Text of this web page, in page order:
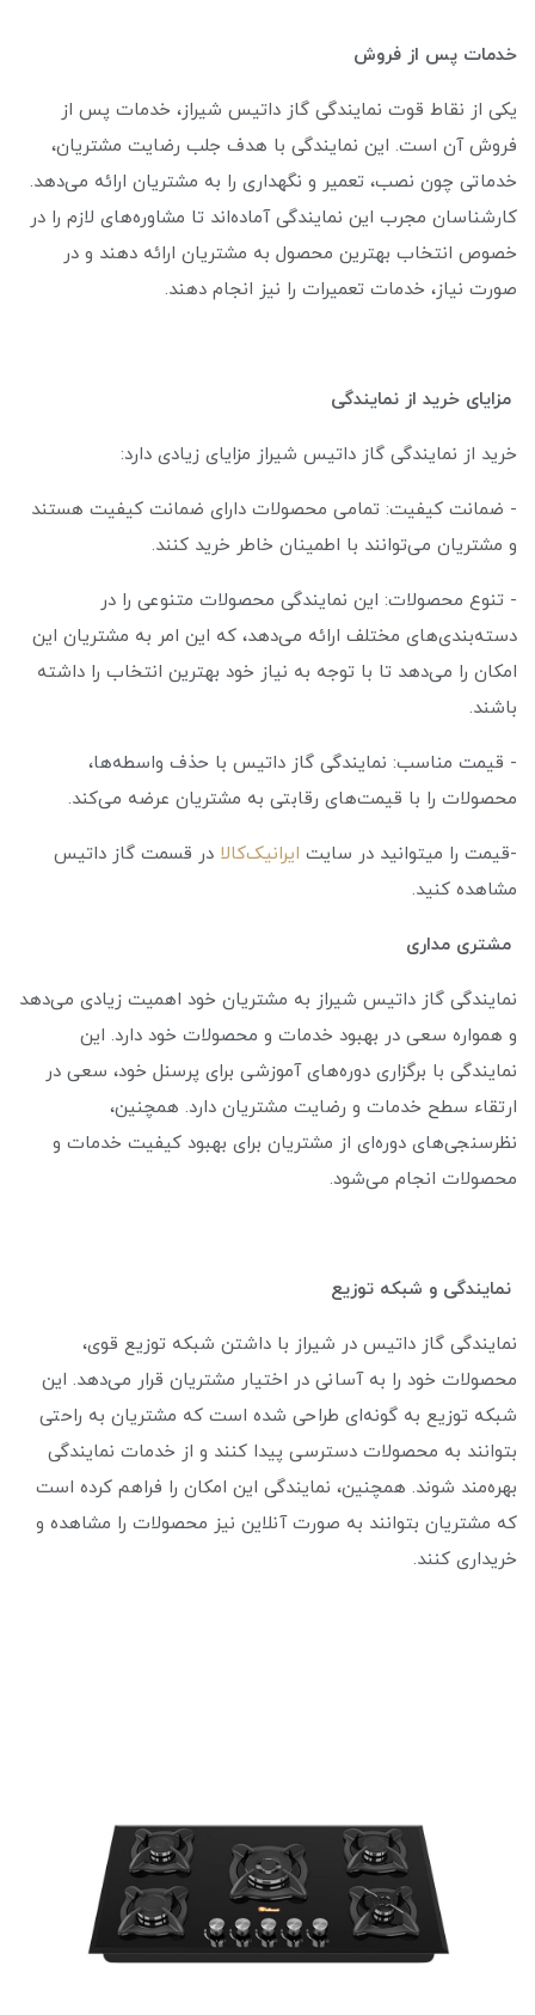
خدمات پس از فروش
یکی از نقاط قوت نمایندگی گاز داتیس شیراز، خدمات پس از
فروش آن است. این نمایندگی با هدف جلب رضایت مشتریان،
خدماتی چون نصب، تعمیر و نگهداری را به مشتریان ارائه می‌دهد.
کارشناسان مجرب این نمایندگی آماده‌اند تا مشاوره‌های لازم را در
خصوص انتخاب بهترین محصول به مشتریان ارائه دهند و در
صورت نیاز، خدمات تعمیرات را نیز انجام دهند.
مزایای خرید از نمایندگی
خرید از نمایندگی گاز داتیس شیراز مزایای زیادی دارد:
- ضمانت کیفیت: تمامی محصولات دارای ضمانت کیفیت هستند
و مشتریان می‌توانند با اطمینان خاطر خرید کنند.
- تنوع محصولات: این نمایندگی محصولات متنوعی را در
دسته‌بندی‌های مختلف ارائه می‌دهد، که این امر به مشتریان این
امکان را می‌دهد تا با توجه به نیاز خود بهترین انتخاب را داشته
باشند.
- قیمت مناسب: نمایندگی گاز داتیس با حذف واسطه‌ها،
محصولات را با قیمت‌های رقابتی به مشتریان عرضه می‌کند.
-قیمت را میتوانید در سایت ایرانیک‌کالا در قسمت گاز داتیس
مشاهده کنید.
مشتری مداری
نمایندگی گاز داتیس شیراز به مشتریان خود اهمیت زیادی می‌دهد
و همواره سعی در بهبود خدمات و محصولات خود دارد. این
نمایندگی با برگزاری دوره‌های آموزشی برای پرسنل خود، سعی در
ارتقاء سطح خدمات و رضایت مشتریان دارد. همچنین،
نظرسنجی‌های دوره‌ای از مشتریان برای بهبود کیفیت خدمات و
محصولات انجام می‌شود.
نمایندگی و شبکه توزیع
نمایندگی گاز داتیس در شیراز با داشتن شبکه توزیع قوی،
محصولات خود را به آسانی در اختیار مشتریان قرار می‌دهد. این
شبکه توزیع به گونه‌ای طراحی شده است که مشتریان به راحتی
بتوانند به محصولات دسترسی پیدا کنند و از خدمات نمایندگی
بهره‌مند شوند. همچنین، نمایندگی این امکان را فراهم کرده است
که مشتریان بتوانند به صورت آنلاین نیز محصولات را مشاهده و
خریداری کنند.